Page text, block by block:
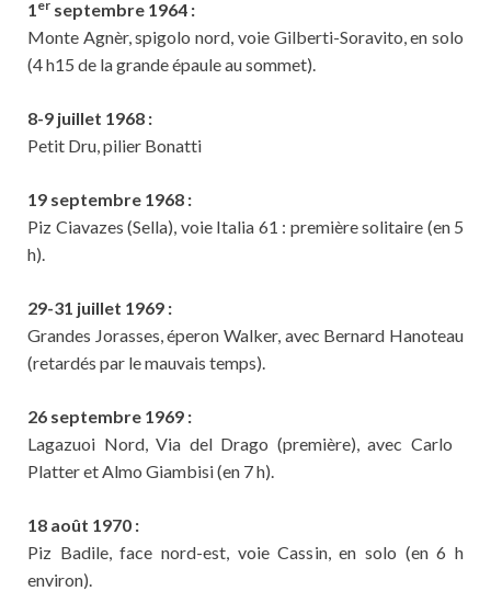
1er septembre 1964 :
Monte Agnèr, spigolo nord, voie Gilberti-Soravito, en solo
(4 h15 de la grande épaule au sommet).
8-9 juillet 1968 :
Petit Dru, pilier Bonatti
19 septembre 1968 :
Piz Ciavazes (Sella), voie Italia 61 : première solitaire (en 5
h).
29-31 juillet 1969 :
Grandes Jorasses, éperon Walker, avec Bernard Hanoteau
(retardés par le mauvais temps).
26 septembre 1969 :
Lagazuoi Nord, Via del Drago (première), avec Carlo
Platter et Almo Giambisi (en 7 h).
18 août 1970 :
Piz Badile, face nord-est, voie Cassin, en solo (en 6 h
environ).